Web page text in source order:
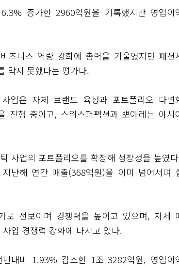
증가한 2960억원을 기록했지만 영업이
니스 역량 강화에 총력을 기울였지만 패션
막지 못했다는 평가다.
업은 자체 브랜드 육성과 포트폴리오 다변
진행 중이고, 스위스퍼펙션과 뽀아레는 아시
사업의 포트폴리오를 확장해 성장성을 높였
난해 연간 매출(368억원)을 이미 넘어서며
로 선보이며 경쟁력을 높이고 있으며, 자체
업 경쟁력 강화에 나서고 있다.
대비 1.93% 감소한 1조 3282억원, 영업이